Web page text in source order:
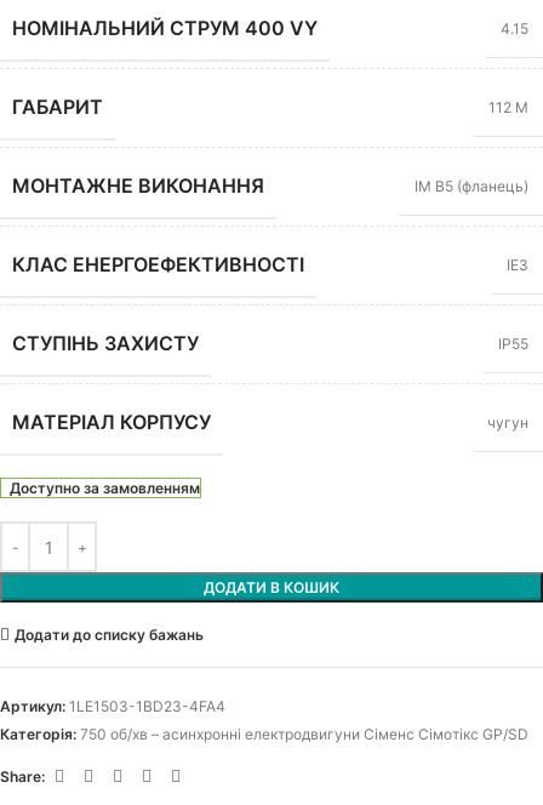
НОМІНАЛЬНИЙ СТРУМ 400 VY 4.15
ГАБАРИТ 112 M
МОНТАЖНЕ ВИКОНАННЯ IM B5 (фланець)
КЛАС ЕНЕРГОЕФЕКТИВНОСТІ IE3
СТУПІНЬ ЗАХИСТУ IP55
МАТЕРІАЛ КОРПУСУ чугун
Доступно за замовленням
ДОДАТИ В КОШИК
Додати до списку бажань
Артикул: 1LE1503-1BD23-4FA4
Категорія: 750 об/хв – асинхронні електродвигуни Сіменс Сімотікс GP/SD
Share: